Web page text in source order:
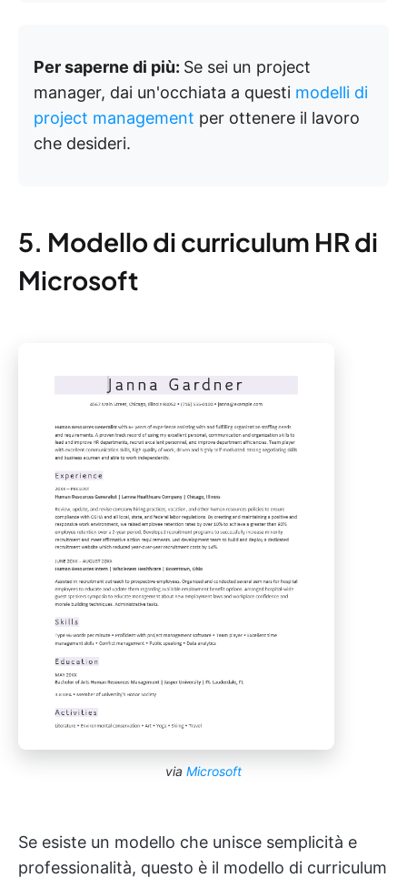
Per saperne di più: Se sei un project
manager, dai un'occhiata a questi modelli di
project management per ottenere il lavoro
che desideri.
5. Modello di curriculum HR di
Microsoft
via Microsoft
Se esiste un modello che unisce semplicità e
professionalità, questo è il modello di curriculum